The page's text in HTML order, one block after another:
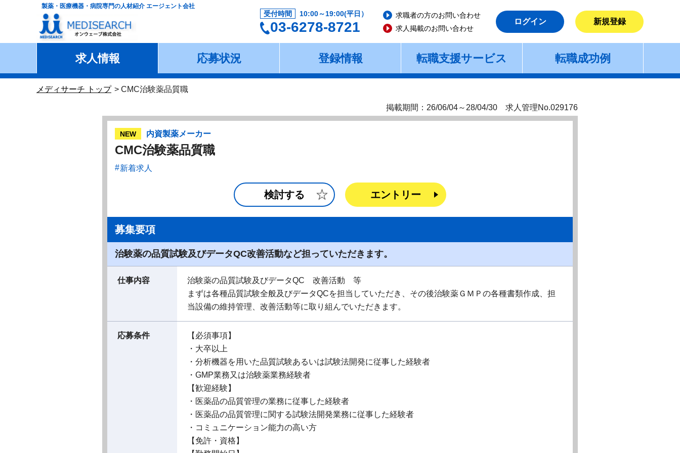
製薬・医療機器・病院専門の人材紹介 エージェント会社
受付時間 10:00～19:00(平日）
03-6278-8721
求職者の方のお問い合わせ
求人掲載のお問い合わせ
ログイン 新規登録
求人情報 応募状況 登録情報 転職支援サービス 転職成功例
メディサーチ トップ CMC治験薬品質職
掲載期間：26/06/04～28/04/30 求人管理No.029176
NEW 内資製薬メーカー
CMC治験薬品質職
新着求人
検討する エントリー
募集要項
治験薬の品質試験及びデータQC改善活動など担っていただきます。
仕事内容
治験薬の品質試験及びデータQC 改善活動 等
まずは各種品質試験全般及びデータQCを担当していただき、その後治験薬ＧＭＰの各種書類作成、担
当設備の維持管理、改善活動等に取り組んでいただきます。
応募条件
【必須事項】
・大卒以上
・分析機器を用いた品質試験あるいは試験法開発に従事した経験者
・GMP業務又は治験薬業務経験者
【歓迎経験】
・医薬品の品質管理の業務に従事した経験者
・医薬品の品質管理に関する試験法開発業務に従事した経験者
・コミュニケーション能力の高い方
【免許・資格】